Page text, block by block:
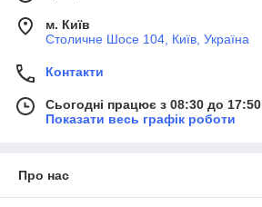
м. Київ
Столичне Шосе 104, Київ, Україна
Контакти
Сьогодні працює з 08:30 до 17:50
Показати весь графік роботи
Про нас